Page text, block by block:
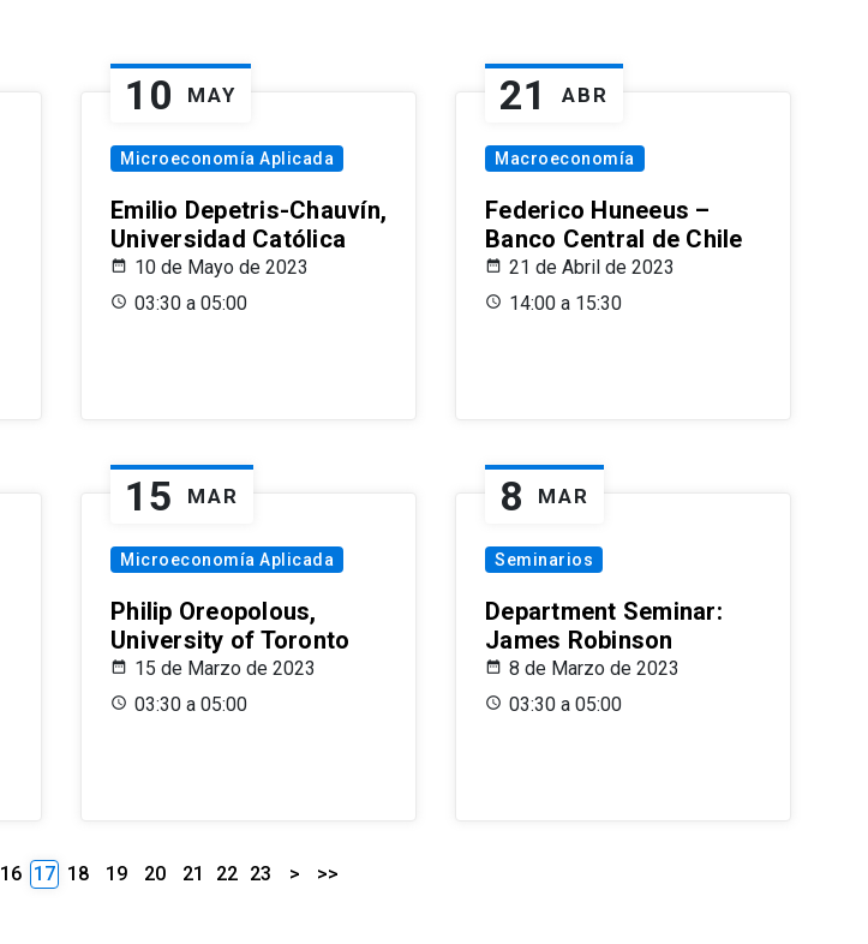
10 MAY
Microeconomía Aplicada
Emilio Depetris-Chauvín,
Universidad Católica
10 de Mayo de 2023
03:30 a 05:00
21 ABR
Macroeconomía
Federico Huneeus –
Banco Central de Chile
21 de Abril de 2023
14:00 a 15:30
15 MAR
Microeconomía Aplicada
Philip Oreopolous,
University of Toronto
15 de Marzo de 2023
03:30 a 05:00
8 MAR
Seminarios
Department Seminar:
James Robinson
8 de Marzo de 2023
03:30 a 05:00
16 17 18 19 20 21 22 23 > >>